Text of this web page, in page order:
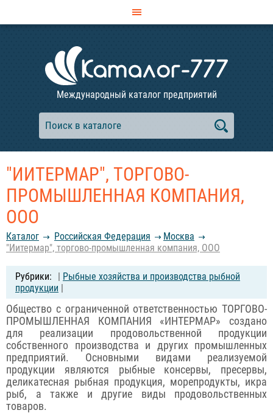
Международный каталог предприятий
"ИИТЕРМАР", ТОРГОВО-
ПРОМЫШЛЕННАЯ КОМПАНИЯ,
ООО
Каталог Российcкая Федерация
Москва
"Иитермар", торгово-промышленная компания, ООО
| Рыбные хозяйства и производства рыбной
продукции |
Общество с ограниченной ответственностью ТОРГОВО-
ПРОМЫШЛЕННАЯ КОМПАНИЯ «ИНТЕРМАР» создано
для реализации продовольственной продукции
собственного производства и других промышленных
предприятий. Основными видами реализуемой
продукции являются рыбные консервы, пресервы,
деликатесная рыбная продукция, морепродукты, икра
рыб, а также и другие виды продовольственных
товаров.